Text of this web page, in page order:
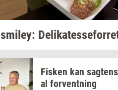
smiley:
Fi­sken kan sag­tens
al for­vent­ning